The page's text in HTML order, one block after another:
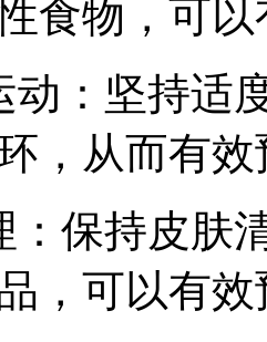
食物，可
动：坚持适
，从而有
：保持皮肤
，可以有